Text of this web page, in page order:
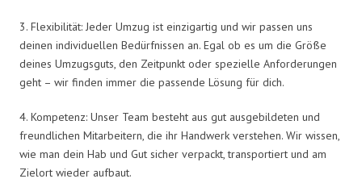
3. Flexibilität: Jeder Umzug ist einzigartig und wir passen uns
deinen individuellen Bedürfnissen an. Egal ob es um die Größe
deines Umzugsguts, den Zeitpunkt oder spezielle Anforderungen
geht – wir finden immer die passende Lösung für dich.
4. Kompetenz: Unser Team besteht aus gut ausgebildeten und
freundlichen Mitarbeitern, die ihr Handwerk verstehen. Wir wissen,
wie man dein Hab und Gut sicher verpackt, transportiert und am
Zielort wieder aufbaut.